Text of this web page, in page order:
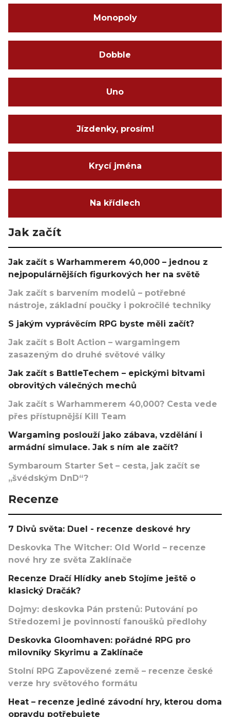
Monopoly
Dobble
Uno
Jízdenky, prosím!
Krycí jména
Na křídlech
Jak začít
Jak začít s Warhammerem 40,000 – jednou z
nejpopulárnějších figurkových her na světě
Jak začít s barvením modelů – potřebné
nástroje, základní poučky i pokročilé techniky
S jakým vyprávěcím RPG byste měli začít?
Jak začít s Bolt Action – wargamingem
zasazeným do druhé světové války
Jak začít s BattleTechem – epickými bitvami
obrovitých válečných mechů
Jak začít s Warhammerem 40,000? Cesta vede
přes přístupnější Kill Team
Wargaming poslouží jako zábava, vzdělání i
armádní simulace. Jak s ním ale začít?
Symbaroum Starter Set – cesta, jak začít se
„švédským DnD“?
Recenze
7 Divů světa: Duel - recenze deskové hry
Deskovka The Witcher: Old World – recenze
nové hry ze světa Zaklínače
Recenze Dračí Hlídky aneb Stojíme ještě o
klasický Dračák?
Dojmy: deskovka Pán prstenů: Putování po
Středozemi je povinností fanoušků předlohy
Deskovka Gloomhaven: pořádné RPG pro
milovníky Skyrimu a Zaklínače
Stolní RPG Zapovězené země – recenze české
verze hry světového formátu
Heat – recenze jediné závodní hry, kterou doma
opravdu potřebujete